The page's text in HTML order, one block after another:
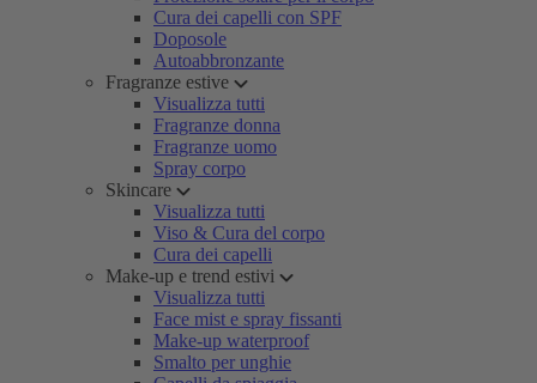
Cura dei capelli con SPF
Doposole
Autoabbronzante
Fragranze estive
Visualizza tutti
Fragranze donna
Fragranze uomo
Spray corpo
Skincare
Visualizza tutti
Viso & Cura del corpo
Cura dei capelli
Make-up e trend estivi
Visualizza tutti
Face mist e spray fissanti
Make-up waterproof
Smalto per unghie